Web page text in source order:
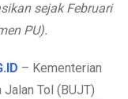
sejak Februari
PU).
– Kementerian
Jalan Tol (BUJT)